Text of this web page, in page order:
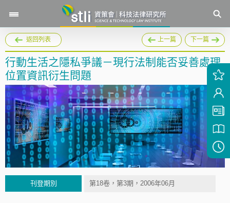
返回列表 上一篇 下一篇
行動生活之隱私爭議－現行法制能否妥善處理
位置資訊衍生問題
刊登期別 第18卷，第3期，2006年06月